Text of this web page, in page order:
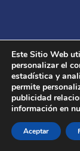
Aviso
Este Sitio Web
personalizar el
estadística y
permite
publicidad
información en
Aceptar